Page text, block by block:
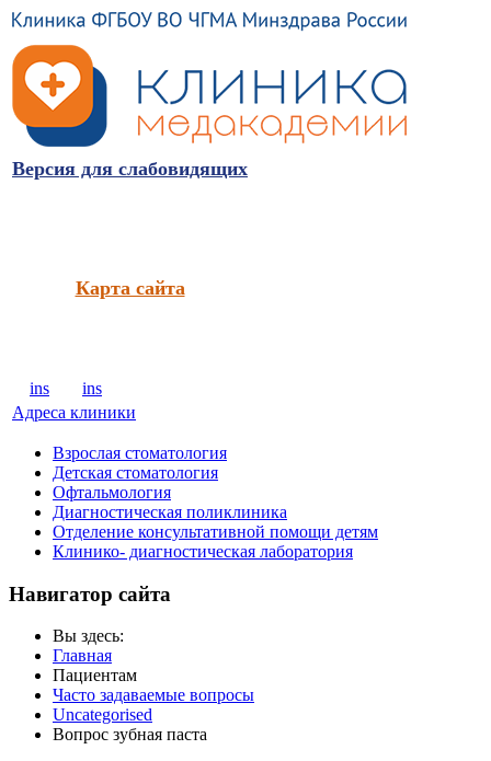
Версия для слабовидящих
Карта сайта
ins
ins
Адреса клиники
Взрослая стоматология
Детская стоматология
Офтальмология
Диагностическая поликлиника
Отделение консультативной помощи детям
Клинико- диагностическая лаборатория
Навигатор сайта
Вы здесь:
Главная
Пациентам
Часто задаваемые вопросы
Uncategorised
Вопрос зубная паста